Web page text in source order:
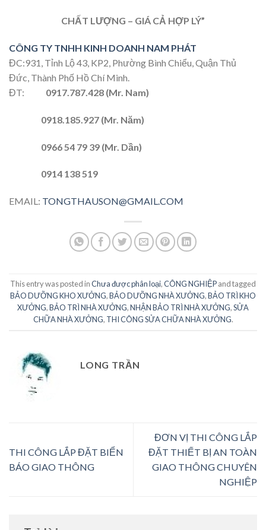
CHẤT LƯỢNG – GIÁ CẢ HỢP LÝ”
CÔNG TY TNHH KINH DOANH NAM PHÁT
ĐC:931, Tỉnh Lộ 43, KP2, Phường Bình Chiểu, Quận Thủ
Đức, Thành Phố Hồ Chí Minh.
ĐT: 0917.787.428 (Mr. Nam)
0918.185.927 (Mr. Năm)
0966 54 79 39 (Mr. Dần)
0914 138 519
EMAIL: TONGTHAUSON@GMAIL.COM
This entry was posted inChưa được phân loại,CÔNG NGHIỆPand tagged
BẢO DƯỠNG KHO XƯỞNG,BẢO DƯỠNG NHÀ XƯỞNG,BẢO TRÌ KHO
XƯỞNG,BẢO TRÌ NHÀ XƯỞNG,NHẬN BẢO TRÌ NHÀ XƯỞNG,SỬA
CHỮA NHÀ XƯỞNG, THI CÔNG SỬA CHỮA NHÀ XƯỞNG.
LONG TRẦN
THI CÔNG LẮP ĐẶT BIỂN
BÁO GIAO THÔNG
ĐƠN VỊ THI CÔNG LẮP
ĐẶT THIẾT BỊ AN TOÀN
GIAO THÔNG CHUYÊN
NGHIỆP